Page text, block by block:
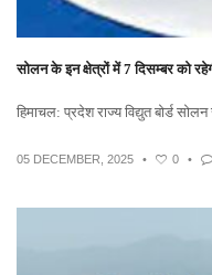
सोलन के इन क्षेत्रों में 7 दिसम्बर को
हिमाचल: प्रदेश राज्य विद्युत बोर्ड
05 DECEMBER, 2025 • 0 •